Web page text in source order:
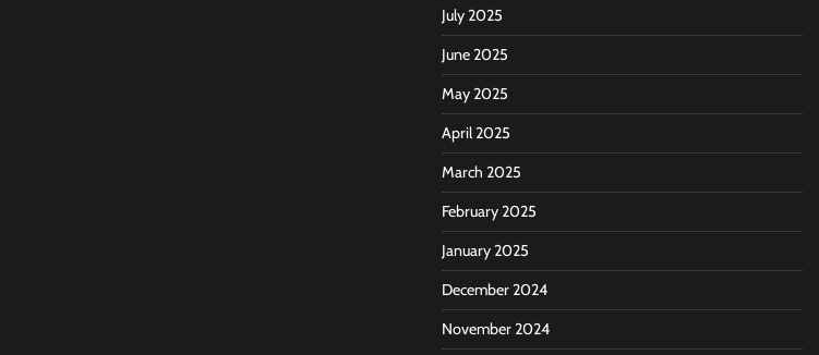
July 2025
June 2025
May 2025
April 2025
March 2025
February 2025
January 2025
December 2024
November 2024